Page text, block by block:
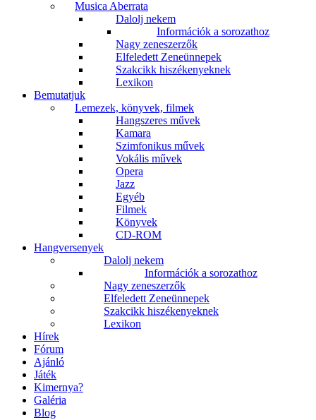
Musica Aberrata
Dalolj nekem
Információk a sorozathoz
Nagy zeneszerzők
Elfeledett Zeneünnepek
Szakcikk hiszékenyeknek
Lexikon
Bemutatjuk
Lemezek, könyvek, filmek
Hangszeres művek
Kamara
Szimfonikus művek
Vokális művek
Opera
Jazz
Egyéb
Filmek
Könyvek
CD-ROM
Hangversenyek
Dalolj nekem
Információk a sorozathoz
Nagy zeneszerzők
Elfeledett Zeneünnepek
Szakcikk hiszékenyeknek
Lexikon
Hírek
Fórum
Ajánló
Játék
Kimernya?
Galéria
Blog